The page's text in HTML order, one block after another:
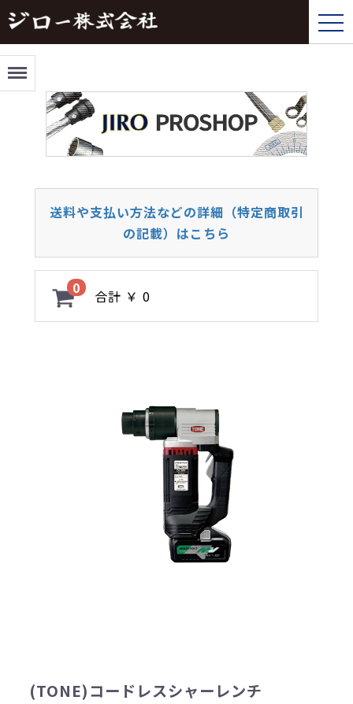
送料や支払い方法などの詳細（特定商取引
の記載）はこちら
0 合計 ￥ 0
Menu
(TONE)コードレスシャーレンチ